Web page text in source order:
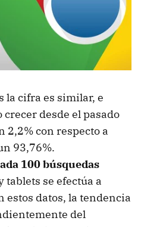
la cifra es similar, e
desde el pasado
2,2% con respecto a
93,76%.
100 búsquedas
tablets se efectúa a
estos datos, la tendencia
del